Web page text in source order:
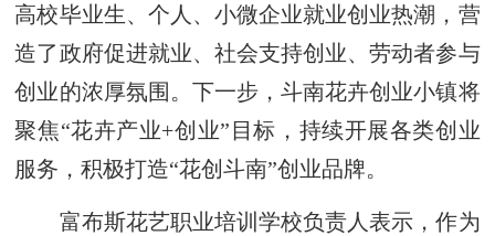
高校毕业生、个人、小微企业就业创业热潮，营
造了政府促进就业、社会支持创业、劳动者参与
创业的浓厚氛围。下一步，斗南花卉创业小镇将
聚焦“花卉产业+创业”目标，持续开展各类创业
服务，积极打造“花创斗南”创业品牌。
富布斯花艺职业培训学校负责人表示，作为